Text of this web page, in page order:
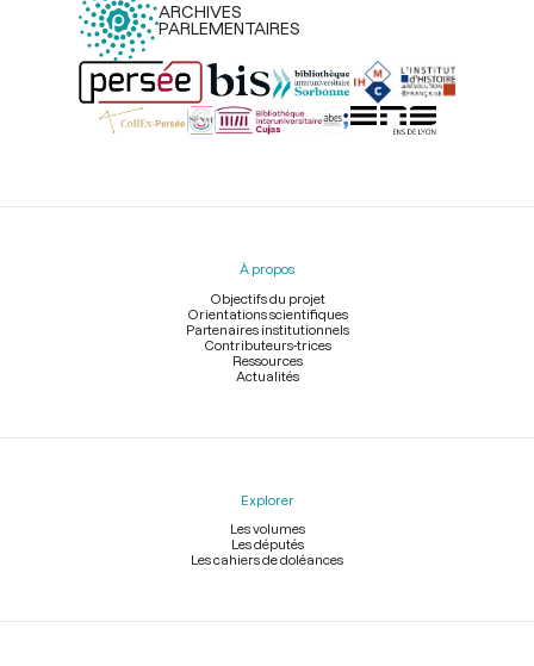
ARCHIVES
PARLEMENTAIRES
Menu
À propos
Objectifs du projet
Orientations scientifiques
Partenaires institutionnels
Contributeurs-trices
Ressources
Actualités
Explorer
Les volumes
Les députés
Les cahiers de doléances